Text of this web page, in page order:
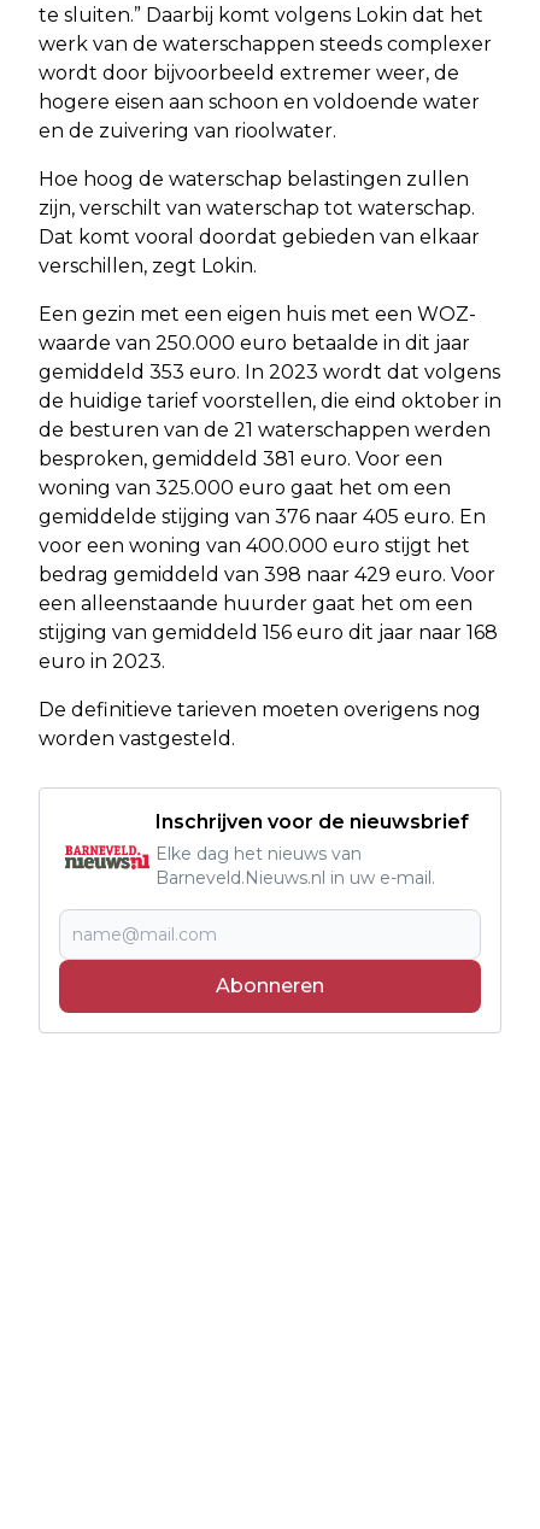
te sluiten.” Daarbij komt volgens Lokin dat het
werk van de waterschappen steeds complexer
wordt door bijvoorbeeld extremer weer, de
hogere eisen aan schoon en voldoende water
en de zuivering van rioolwater.
Hoe hoog de waterschap belastingen zullen
zijn, verschilt van waterschap tot waterschap.
Dat komt vooral doordat gebieden van elkaar
verschillen, zegt Lokin.
Een gezin met een eigen huis met een WOZ-
waarde van 250.000 euro betaalde in dit jaar
gemiddeld 353 euro. In 2023 wordt dat volgens
de huidige tarief voorstellen, die eind oktober in
de besturen van de 21 waterschappen werden
besproken, gemiddeld 381 euro. Voor een
woning van 325.000 euro gaat het om een
gemiddelde stijging van 376 naar 405 euro. En
voor een woning van 400.000 euro stijgt het
bedrag gemiddeld van 398 naar 429 euro. Voor
een alleenstaande huurder gaat het om een
stijging van gemiddeld 156 euro dit jaar naar 168
euro in 2023.
De definitieve tarieven moeten overigens nog
worden vastgesteld.
Inschrijven voor de nieuwsbrief
Elke dag het nieuws van
Barneveld.Nieuws.nl in uw e-mail.
Abonneren